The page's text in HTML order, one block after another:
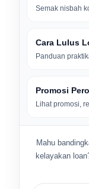
Semak nisbah
Cara Lulus
Panduan
Promosi
Lihat promosi,
Mahu
kelayakan